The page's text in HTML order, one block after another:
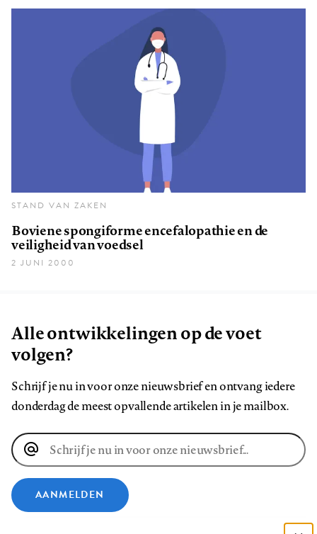
STAND VAN ZAKEN
Boviene spongiforme encefalopathie en de
veiligheid van voedsel
2 JUNI 2000
Alle ontwikkelingen op de voet
volgen?
Schrijf je nu in voor onze nieuwsbrief en ontvang iedere
donderdag de meest opvallende artikelen in je mailbox.
E-
mailadres
AANMELDEN